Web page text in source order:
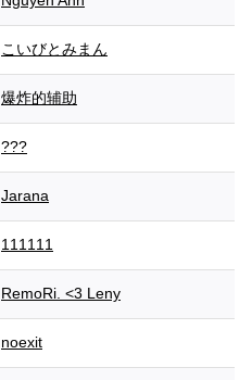
こいびとみまん
爆炸的辅助
???
Jarana
111111
RemoRi. <3 Leny
noexit